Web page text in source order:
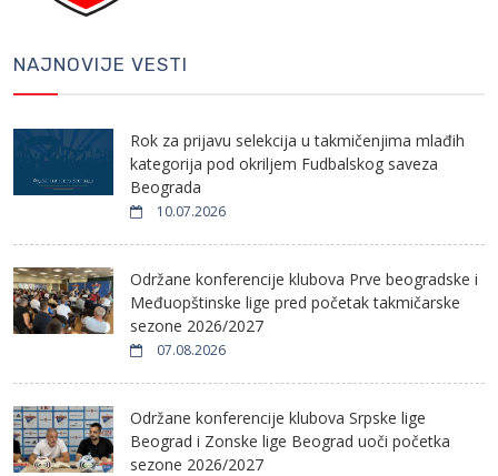
NAJNOVIJE VESTI
Rok za prijavu selekcija u takmičenjima mlađih
kategorija pod okriljem Fudbalskog saveza
Beograda
10.07.2026
Održane konferencije klubova Prve beogradske i
Međuopštinske lige pred početak takmičarske
sezone 2026/2027
07.08.2026
Održane konferencije klubova Srpske lige
Beograd i Zonske lige Beograd uoči početka
sezone 2026/2027